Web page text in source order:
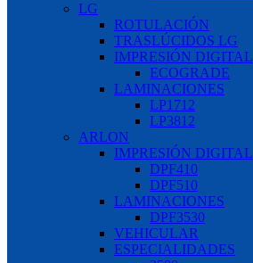
LG
ROTULACIÓN
TRASLÚCIDOS LG
IMPRESIÓN DIGITAL
ECOGRADE
LAMINACIONES
LP1712
LP3812
ARLON
IMPRESIÓN DIGITAL
DPF410
DPF510
LAMINACIONES
DPF3530
VEHICULAR
ESPECIALIDADES